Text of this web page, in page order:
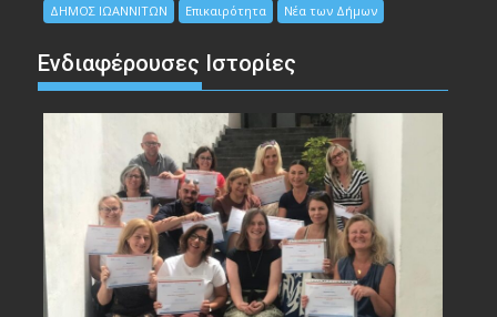
ΔΗΜΟΣ ΙΩΑΝΝΙΤΩΝ Επικαιρότητα Νέα των Δήμων
Ενδιαφέρουσες Ιστορίες